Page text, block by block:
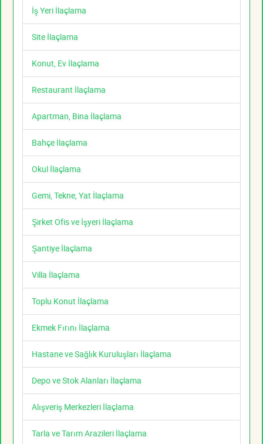
İş Yeri İlaçlama
Site İlaçlama
Konut, Ev İlaçlama
Restaurant İlaçlama
Apartman, Bina İlaçlama
Bahçe İlaçlama
Okul İlaçlama
Gemi, Tekne, Yat İlaçlama
Şirket Ofis ve İşyeri İlaçlama
Şantiye İlaçlama
Villa İlaçlama
Toplu Konut İlaçlama
Ekmek Fırını İlaçlama
Hastane ve Sağlık Kuruluşları İlaçlama
Depo ve Stok Alanları İlaçlama
Alışveriş Merkezleri İlaçlama
Tarla ve Tarım Arazileri İlaçlama